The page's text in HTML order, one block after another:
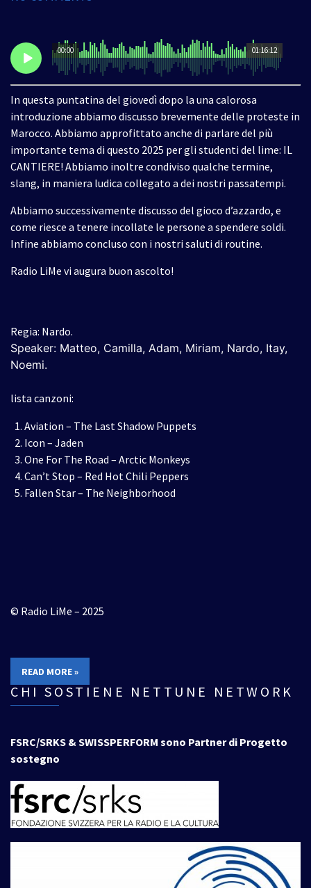
01:16:12
00:00
In questa puntatina del giovedì dopo la una calorosa
introduzione abbiamo discusso brevemente delle proteste in
Marocco. Abbiamo approfittato anche di parlare del più
importante tema di questo 2025 per gli studenti del lime: IL
CANTIERE! Abbiamo inoltre condiviso qualche termine,
slang, in maniera ludica collegato a dei nostri passatempi.
Abbiamo successivamente discusso del gioco d’azzardo, e
come riesce a tenere incollate le persone a spendere soldi.
Infine abbiamo concluso con i nostri saluti di routine.
Radio LiMe vi augura buon ascolto!
Regia: Nardo.
Speaker: Matteo, Camilla, Adam, Miriam, Nardo, Itay,
Noemi.
lista canzoni:
Aviation – The Last Shadow Puppets
Icon – Jaden
One For The Road – Arctic Monkeys
Can’t Stop – Red Hot Chili Peppers
Fallen Star – The Neighborhood
© Radio LiMe – 2025
READ MORE »
CHI SOSTIENE NETTUNE NETWORK
FSRC/SRKS & SWISSPERFORM sono Partner di Progetto
sostegno